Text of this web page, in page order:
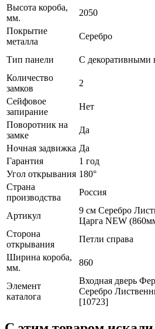
Высота короба,
мм.
2050
Покрытие
металла
Серебро
Тип панели
С декоративными
Количество
замков
2
Сейфовое
запирание
Нет
Поворотник на
замке
Да
Ночная задвижка Да
Гарантия
1 год
Угол открывания 180°
Страна
производства
Россия
Артикул
9 см Серебро
Царга NEW
Сторона
открывания
Петли справа
Ширина короба,
мм.
860
Элемент
каталога
Входная дверь
Серебро
[10723]